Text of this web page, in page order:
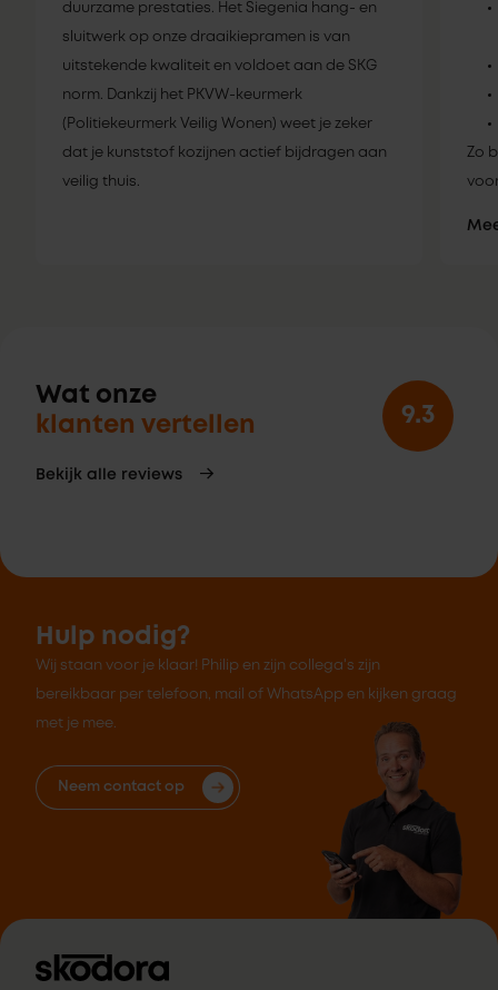
duurzame prestaties. Het Siegenia hang- en
sluitwerk op onze draaikiepramen is van
uitstekende kwaliteit en voldoet aan de SKG
norm. Dankzij het PKVW-keurmerk
(Politiekeurmerk Veilig Wonen) weet je zeker
dat je kunststof kozijnen actief bijdragen aan
veilig thuis.
Zo
Wat onze
klanten vertellen
Bekijk alle reviews
9.3
Hulp nodig?
Wij staan voor je klaar! Philip en zijn collega's zijn
bereikbaar per telefoon, mail of WhatsApp en kijken graag
met je mee.
Neem contact op